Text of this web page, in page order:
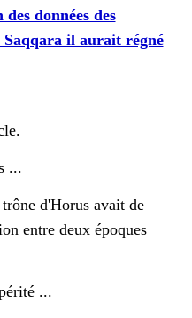
données des
Saqqara il aurait régné
...
d'Horus avait de
entre deux époques
...